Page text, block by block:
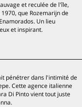
et reculée de l'île,
que Rozemarijn de
Un lieu
et inspirant.
pénétrer dans l'intimité de
Cette agence italienne
Di Pinto vient tout juste